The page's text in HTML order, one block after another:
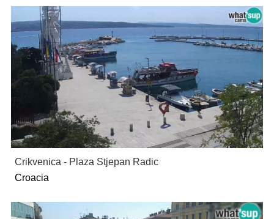
Crikvenica - Plaza Stjepan Radic
Croacia